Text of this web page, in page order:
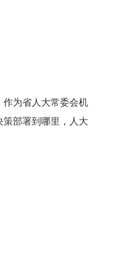
为省人大常委会机
部署到哪里，人大